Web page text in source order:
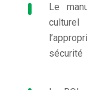
Le
sécurité